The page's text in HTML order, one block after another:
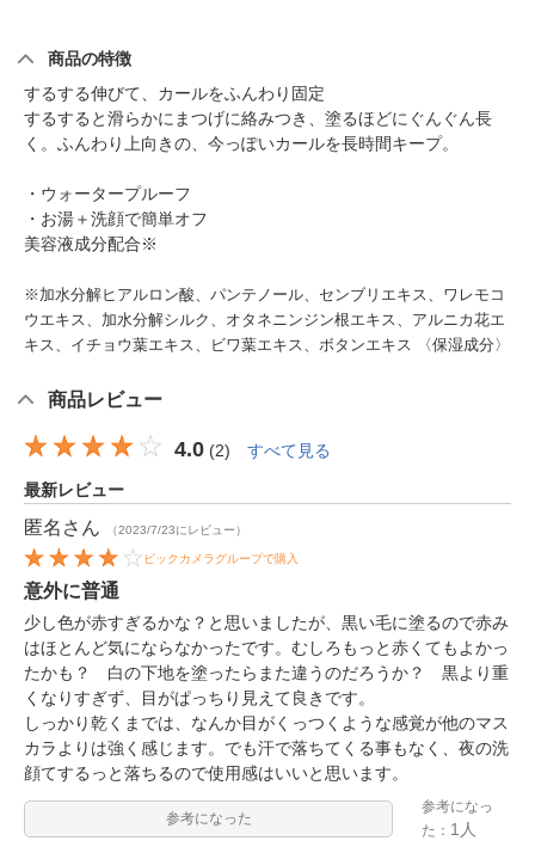
商品の特徴
するする伸びて、カールをふんわり固定
するすると滑らかにまつげに絡みつき、塗るほどにぐんぐん長
く。ふんわり上向きの、今っぽいカールを長時間キープ。
・ウォータープルーフ
・お湯＋洗顔で簡単オフ
美容液成分配合※
※加水分解ヒアルロン酸、パンテノール、センブリエキス、ワレモコ
ウエキス、加水分解シルク、オタネニンジン根エキス、アルニカ花エ
キス、イチョウ葉エキス、ビワ葉エキス、ボタンエキス 〈保湿成分〉
商品レビュー
4.0 (2) すべて見る
最新レビュー
匿名 さん （2023/7/23にレビュー）
ビックカメラグループで購入
意外に普通
少し色が赤すぎるかな？と思いましたが、黒い毛に塗るので赤み
はほとんど気にならなかったです。むしろもっと赤くてもよかっ
たかも？ 白の下地を塗ったらまた違うのだろうか？ 黒より重
くなりすぎず、目がぱっちり見えて良きです。
しっかり乾くまでは、なんか目がくっつくような感覚が他のマス
カラよりは強く感じます。でも汗で落ちてくる事もなく、夜の洗
顔てするっと落ちるので使用感はいいと思います。
参考になった
参考になっ
た： 1人